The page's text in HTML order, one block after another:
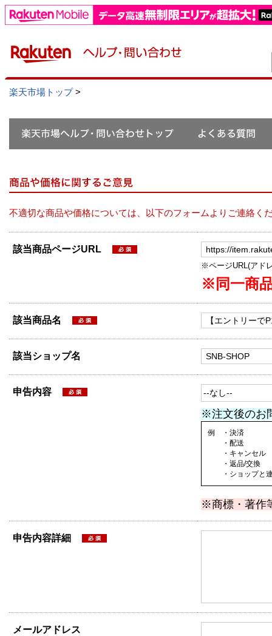
楽天市場トップ>
不適切な商品や価格については、以下のフォームよりご連絡く
該当商品ページURL
※ページURL(アド
※同一商
該当商品名
該当ショップ名
申告内容
※注文後のお
例 ・決済
・配送
・キャンセル
・返品/交換
・ショップと連
※商標・著作
申告内容詳細
メールアドレス